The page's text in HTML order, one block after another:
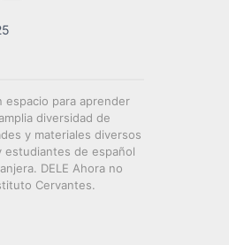
espacio para aprender
diversidad de
y materiales diversos
estudiantes de español
DELE Ahora no
Cervantes.